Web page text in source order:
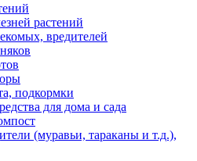
растений
вредителей
подкормки
для дома и сада
(муравьи, тараканы и т.д.),